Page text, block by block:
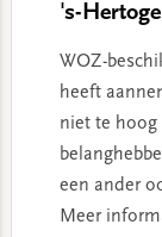
's-
WOZ-
heeft
niet te hoog
een ander
Meer